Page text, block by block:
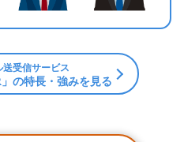
受信サービス
」の特長・強みを見る